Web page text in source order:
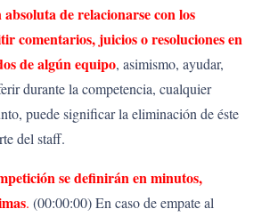
de relacionarse con los
comentarios, juicios o resoluciones en
de algún equipo, asimismo, ayudar,
durante la competencia, cualquier
puede significar la eliminación de éste
del staff.
se definirán en minutos,
. (00:00:00) En caso de empate al